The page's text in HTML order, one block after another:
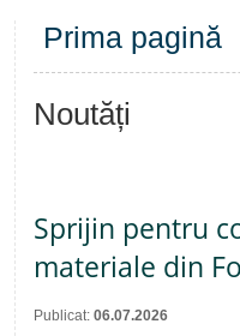
Prima pagină
Noutăți
Sprijin pentru
materiale din
Publicat: 06.07.2026